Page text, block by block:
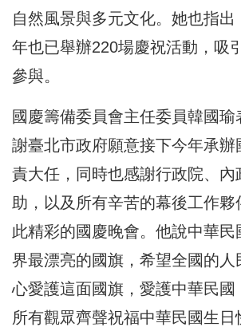
自然風景與多元文化。她也指出
年也已舉辦220場慶祝活動，吸
參與。
國慶籌備委員會主任委員韓國瑜
謝臺北市政府願意接下今年承辦
責大任，同時也感謝行政院、內
助，以及所有辛苦的幕後工作夥
此精彩的國慶晚會。他說中華民
界最漂亮的國旗，希望全國的人
心愛護這面國旗，愛護中華民國
所有觀眾齊聲祝福中華民國生日